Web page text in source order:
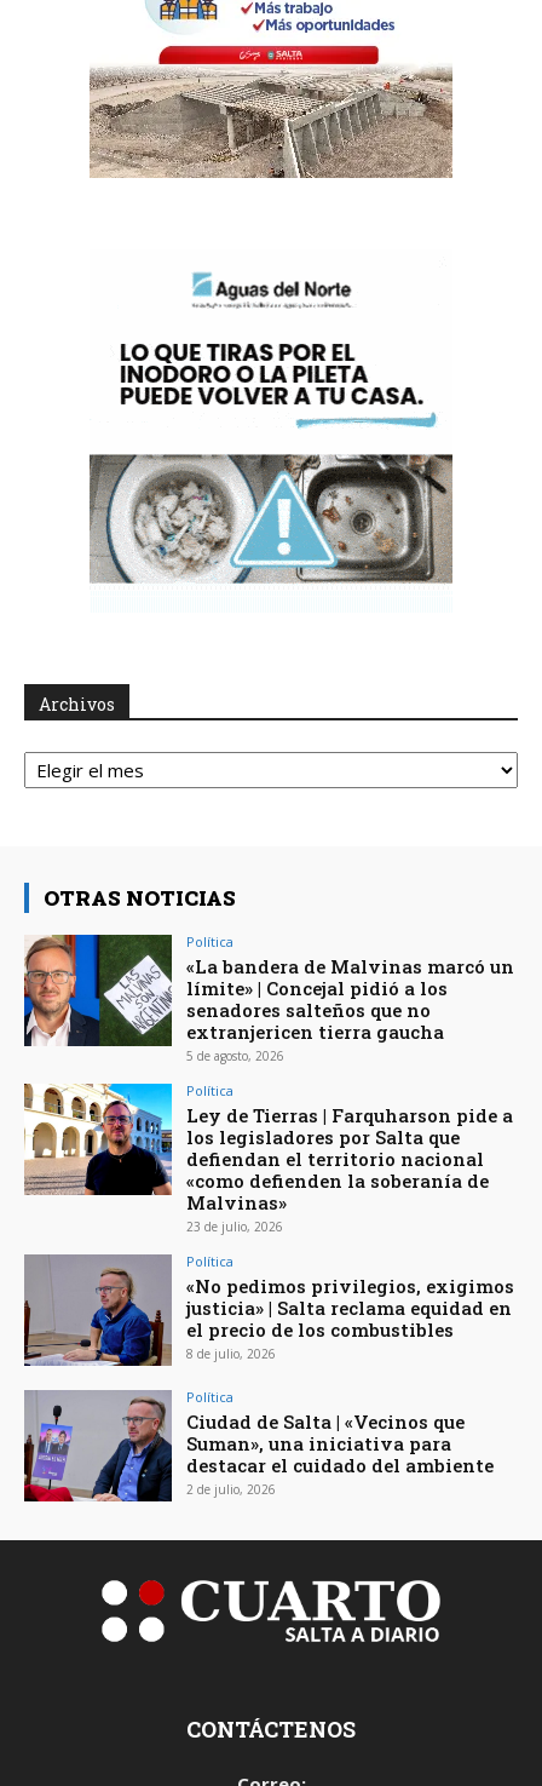
Archivos
Archivos
OTRAS NOTICIAS
Política
«La bandera de Malvinas marcó un
límite» | Concejal pidió a los
senadores salteños que no
extranjericen tierra gaucha
5 de agosto, 2026
Política
Ley de Tierras | Farquharson pide a
los legisladores por Salta que
defiendan el territorio nacional
«como defienden la soberanía de
Malvinas»
23 de julio, 2026
Política
«No pedimos privilegios, exigimos
justicia» | Salta reclama equidad en
el precio de los combustibles
8 de julio, 2026
Política
Ciudad de Salta | «Vecinos que
Suman», una iniciativa para
destacar el cuidado del ambiente
2 de julio, 2026
CONTÁCTENOS